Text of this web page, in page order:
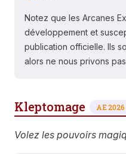
Notez que les Arcanes
développement et
publication officielle. Ils
alors ne nous privons
Kleptomage AE
Volez les pouvoirs